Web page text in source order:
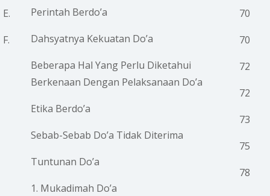
E.
F.
Perintah Berdo’a
Dahsyatnya Kekuatan Do’a
Beberapa Hal Yang Perlu Diketahui
Berkenaan Dengan Pelaksanaan Do’a
Etika Berdo’a
Sebab-Sebab Do’a Tidak Diterima
Tuntunan Do’a
1. Mukadimah Do’a
70
70
72
72
73
75
78